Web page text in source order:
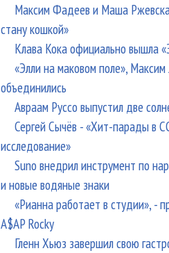
Максим Фадеев и Маша
стану кошкой»
Клава Кока официально вышла
«Элли на маковом поле»,
объединились
Авраам Руссо выпустил две
Сергей Сычёв - «Хит-парады в
исследование»
Suno внедрил инструмент по
и новые водяные знаки
«Рианна работает в студии», -
A$AP Rocky
Гленн Хьюз завершил свою